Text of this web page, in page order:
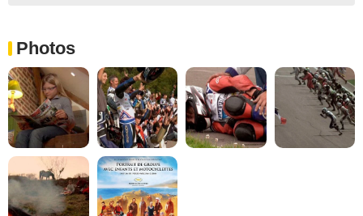
Photos